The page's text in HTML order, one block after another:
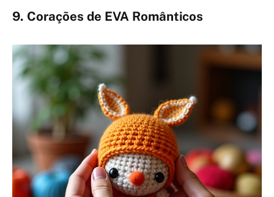
9. Corações de EVA Românticos